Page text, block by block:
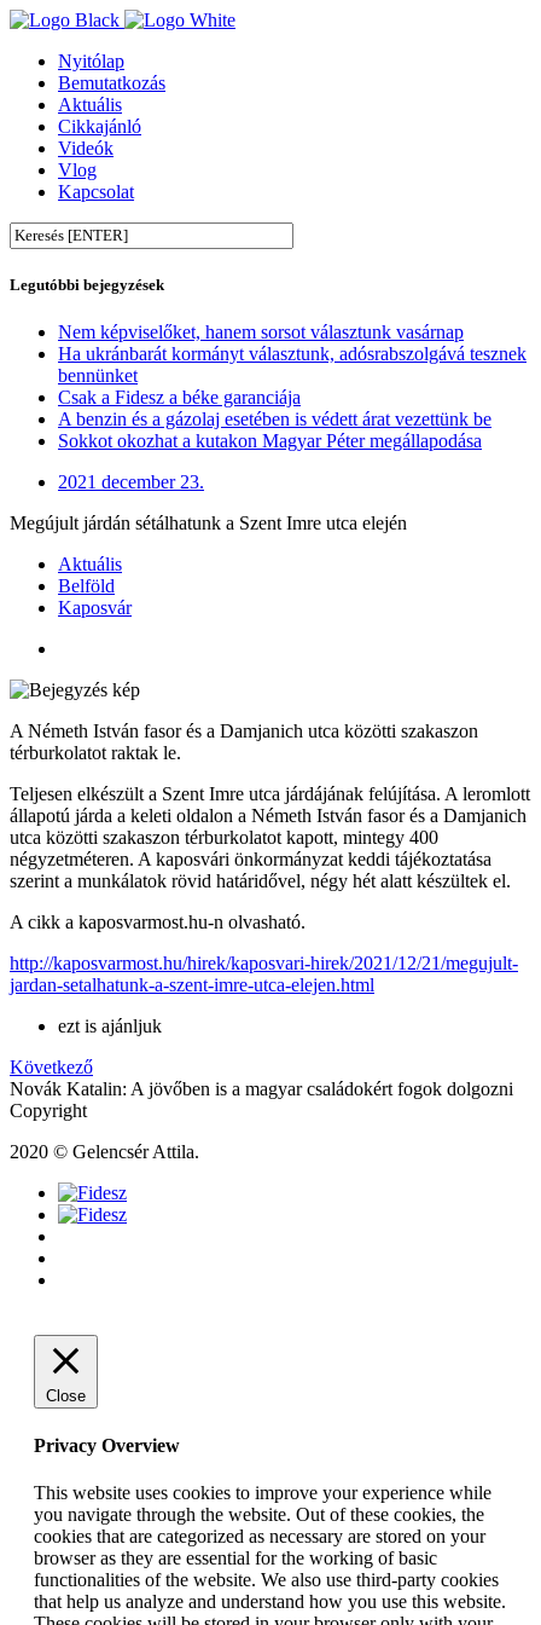
Nyitólap
Bemutatkozás
Aktuális
Cikkajánló
Videók
Vlog
Kapcsolat
Legutóbbi bejegyzések
Nem képviselőket, hanem sorsot választunk vasárnap
Ha ukránbarát kormányt választunk, adósrabszolgává tesznek
bennünket
Csak a Fidesz a béke garanciája
A benzin és a gázolaj esetében is védett árat vezettünk be
Sokkot okozhat a kutakon Magyar Péter megállapodása
2021 december 23.
Megújult járdán sétálhatunk a Szent Imre utca elején
Aktuális
Belföld
Kaposvár
A Németh István fasor és a Damjanich utca közötti szakaszon
térburkolatot raktak le.
Teljesen elkészült a Szent Imre utca járdájának felújítása. A leromlott
állapotú járda a keleti oldalon a Németh István fasor és a Damjanich
utca közötti szakaszon térburkolatot kapott, mintegy 400
négyzetméteren. A kaposvári önkormányzat keddi tájékoztatása
szerint a munkálatok rövid határidővel, négy hét alatt készültek el.
A cikk a kaposvarmost.hu-n olvasható.
http://kaposvarmost.hu/hirek/kaposvari-hirek/2021/12/21/megujult-
jardan-setalhatunk-a-szent-imre-utca-elejen.html
ezt is ajánljuk
Következő
Novák Katalin: A jövőben is a magyar családokért fogok dolgozni
Copyright
2020 © Gelencsér Attila.
Close
Privacy Overview
This website uses cookies to improve your experience while
you navigate through the website. Out of these cookies, the
cookies that are categorized as necessary are stored on your
browser as they are essential for the working of basic
functionalities of the website. We also use third-party cookies
that help us analyze and understand how you use this website.